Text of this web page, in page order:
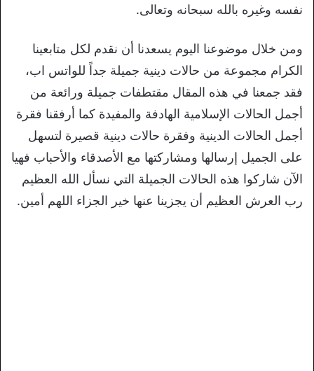
نفسه وغيره بالله سبحانه وتعالى.
ومن خلال موضوعنا اليوم يسعدنا أن نقدم لكل متابعينا
الكرام مجموعة من حالات دينية جميلة جداً للواتس اب،
فقد جمعنا في هذه المقال مقتطفات جميلة ورائعة من
أجمل الحالات الإسلامية الهادفة والمفيدة كما أرفقنا فقرة
أجمل الحالات الدينية وفقرة حالات دينية قصيرة لتسهل
على الجميل إرسالها ومشاركتها مع الأصدقاء والأحباب فهيا
الآن شاركوا هذه الحالات الجميلة التي نسأل الله العظيم
رب العرش العظيم أن يجزينا عنها خير الجزاء اللهم أمين.